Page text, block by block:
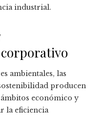
industrial.
ambientales, las
producen
económico y
la eficiencia